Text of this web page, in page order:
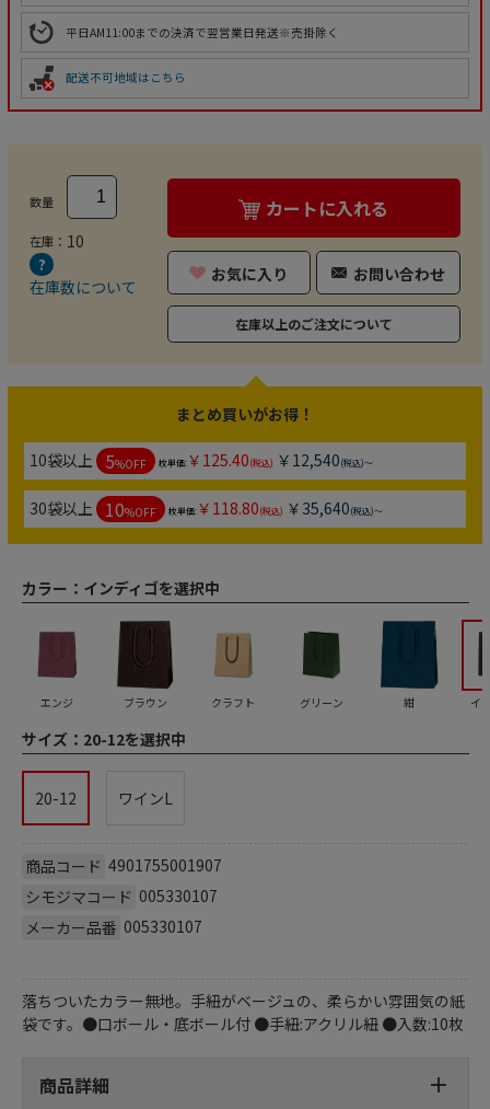
平日AM11:00までの決済で翌営業日発送※売掛除く
配送不可地域はこちら
数量
在庫： 10
在庫数について
カートに入れる
お気に入り お問い合わせ
在庫以上のご注文について
まとめ買いがお得！
10袋以上 5%OFF 枚単価:￥125.40(税込) ￥12,540(税込)～
30袋以上 10%OFF 枚単価:￥118.80(税込) ￥35,640(税込)～
カラー： インディゴを選択中
エンジ ブラウン クラフト グリーン 紺 イ
サイズ： 20-12を選択中
20-12 ワインL
商品コード 4901755001907
シモジマコード 005330107
メーカー品番 005330107
落ちついたカラー無地。手紐がベージュの、柔らかい雰囲気の紙
袋です。●口ボール・底ボール付 ●手紐:アクリル紐 ●入数:10枚
商品詳細